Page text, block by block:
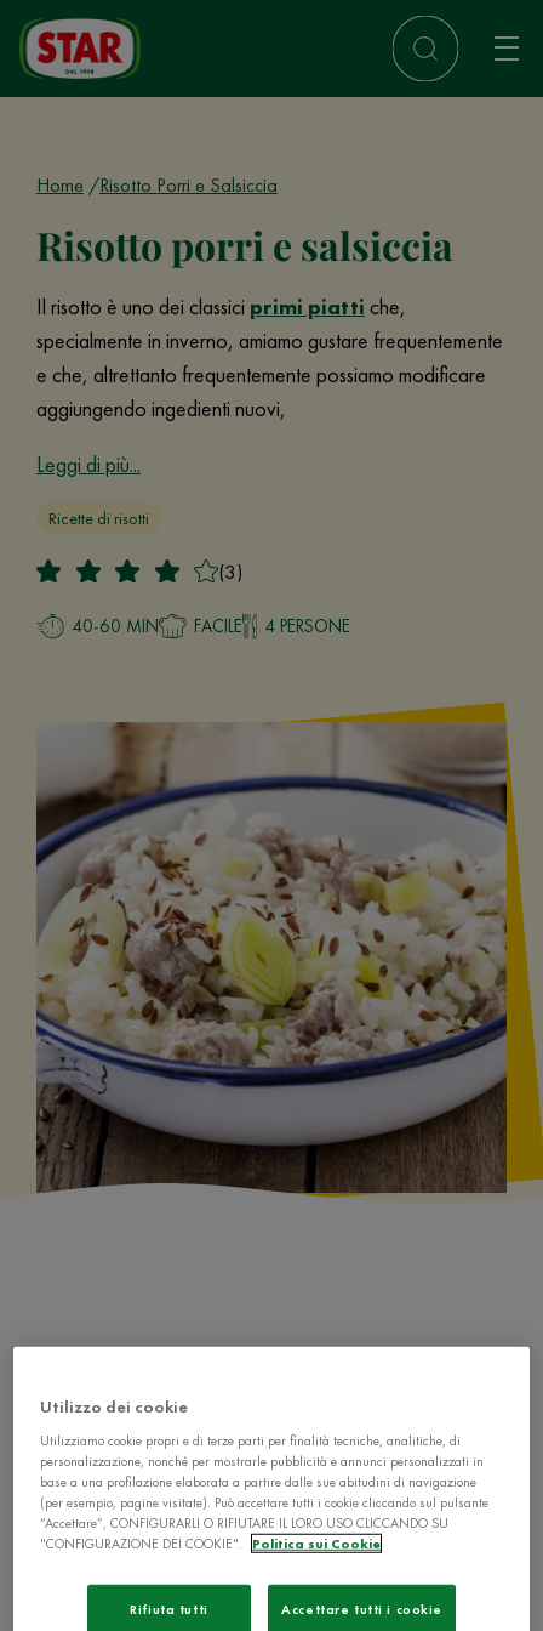
Home Risotto Porri e Salsiccia
Risotto porri e salsiccia
Il risotto è uno dei classici primi piatti che,
specialmente in inverno, amiamo gustare frequentemente
e che, altrettanto frequentemente possiamo modificare
aggiungendo ingedienti nuovi,
Leggi di più...
Ricette di risotti
(3)
40-60 MIN FACILE 4 PERSONE
240 g di riso
200 g di salsiccia al finocchietto
1 porro
Utilizzo dei cookie
Utilizziamo cookie propri e di terze parti per finalità tecniche, analitiche, di
personalizzazione, nonché per mostrarle pubblicità e annunci personalizzati in
base a una profilazione elaborata a partire dalle sue abitudini di navigazione
(per esempio, pagine visitate). Può accettare tutti i cookie cliccando sul pulsante
“Accettare”, CONFIGURARLI O RIFIUTARE IL LORO USO CLICCANDO SU
"CONFIGURAZIONE DEI COOKIE".
Politica sui Cookie
Rifiuta tutti Accettare tutti i cookie